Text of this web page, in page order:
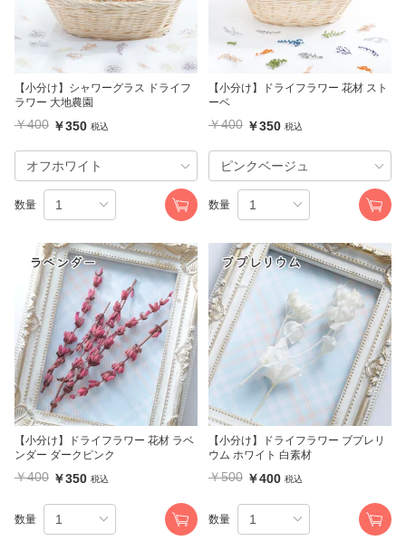
【小分け】シャワーグラス ドライフ
ラワー 大地農園
￥400 ￥350 税込
数量
【小分け】ドライフラワー 花材 スト
ーベ
￥400 ￥350 税込
数量
【小分け】ドライフラワー 花材 ラベ
ンダー ダークピンク
￥400 ￥350 税込
数量
【小分け】ドライフラワー ブプレリ
ウム ホワイト 白素材
￥500 ￥400 税込
数量